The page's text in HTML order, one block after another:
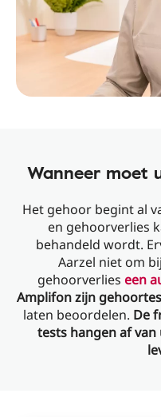
Wanneer moet
Het gehoor begint al
en gehoorverlies
behandeld wordt.
Aarzel niet om
gehoorverlies een
Amplifon zijn
laten beoordelen. De
tests hangen af